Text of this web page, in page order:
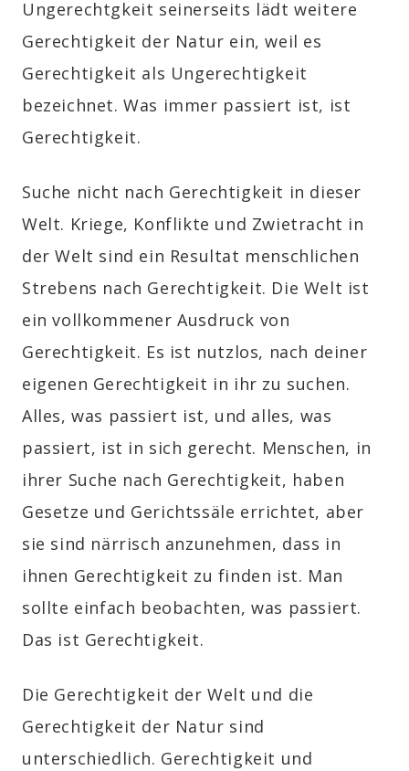
Ungerechtgkeit seinerseits lädt weitere
Gerechtigkeit der Natur ein, weil es
Gerechtigkeit als Ungerechtigkeit
bezeichnet. Was immer passiert ist, ist
Gerechtigkeit.
Suche nicht nach Gerechtigkeit in dieser
Welt. Kriege, Konflikte und Zwietracht in
der Welt sind ein Resultat menschlichen
Strebens nach Gerechtigkeit. Die Welt ist
ein vollkommener Ausdruck von
Gerechtigkeit. Es ist nutzlos, nach deiner
eigenen Gerechtigkeit in ihr zu suchen.
Alles, was passiert ist, und alles, was
passiert, ist in sich gerecht. Menschen, in
ihrer Suche nach Gerechtigkeit, haben
Gesetze und Gerichtssäle errichtet, aber
sie sind närrisch anzunehmen, dass in
ihnen Gerechtigkeit zu finden ist. Man
sollte einfach beobachten, was passiert.
Das ist Gerechtigkeit.
Die Gerechtigkeit der Welt und die
Gerechtigkeit der Natur sind
unterschiedlich. Gerechtigkeit und